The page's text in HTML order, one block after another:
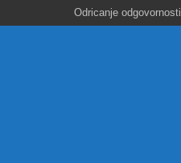
Odricanje odgovornosti